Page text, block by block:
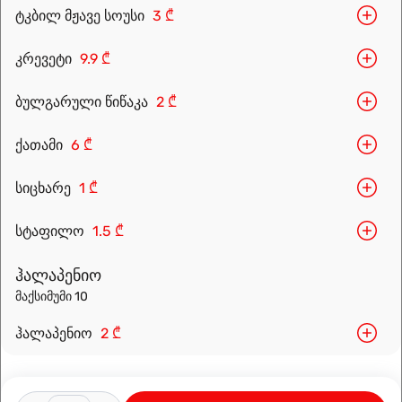
ტკბილ მჟავე სოუსი 3 ₾
კრევეტი 9.9 ₾
ბულგარული წიწაკა 2 ₾
ქათამი 6 ₾
სიცხარე 1 ₾
სტაფილო 1.5 ₾
ჰალაპენიო
მაქსიმუმი 10
ჰალაპენიო 2 ₾